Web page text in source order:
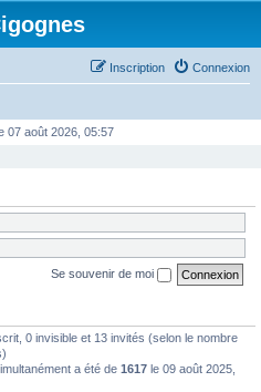
Connexion
Inscription
07 août 2026, 05:57
Se souvenir de moi
0 invisible et 13 invités (selon le nombre
a été de 1617 le 09 août 2025,